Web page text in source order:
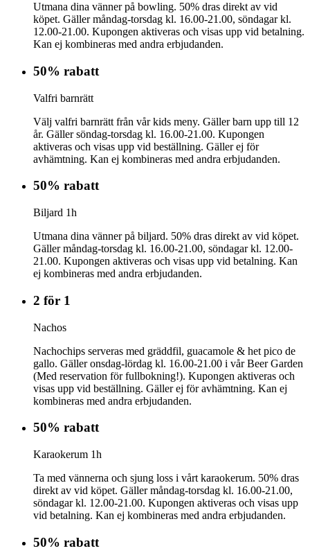
Utmana dina vänner på bowling. 50% dras direkt av vid
köpet. Gäller måndag-torsdag kl. 16.00-21.00, söndagar kl.
12.00-21.00. Kupongen aktiveras och visas upp vid betalning.
Kan ej kombineras med andra erbjudanden.
50% rabatt
Valfri barnrätt
Välj valfri barnrätt från vår kids meny. Gäller barn upp till 12
år. Gäller söndag-torsdag kl. 16.00-21.00. Kupongen
aktiveras och visas upp vid beställning. Gäller ej för
avhämtning. Kan ej kombineras med andra erbjudanden.
50% rabatt
Biljard 1h
Utmana dina vänner på biljard. 50% dras direkt av vid köpet.
Gäller måndag-torsdag kl. 16.00-21.00, söndagar kl. 12.00-
21.00. Kupongen aktiveras och visas upp vid betalning. Kan
ej kombineras med andra erbjudanden.
2 för 1
Nachos
Nachochips serveras med gräddfil, guacamole & het pico de
gallo. Gäller onsdag-lördag kl. 16.00-21.00 i vår Beer Garden
(Med reservation för fullbokning!). Kupongen aktiveras och
visas upp vid beställning. Gäller ej för avhämtning. Kan ej
kombineras med andra erbjudanden.
50% rabatt
Karaokerum 1h
Ta med vännerna och sjung loss i vårt karaokerum. 50% dras
direkt av vid köpet. Gäller måndag-torsdag kl. 16.00-21.00,
söndagar kl. 12.00-21.00. Kupongen aktiveras och visas upp
vid betalning. Kan ej kombineras med andra erbjudanden.
50% rabatt